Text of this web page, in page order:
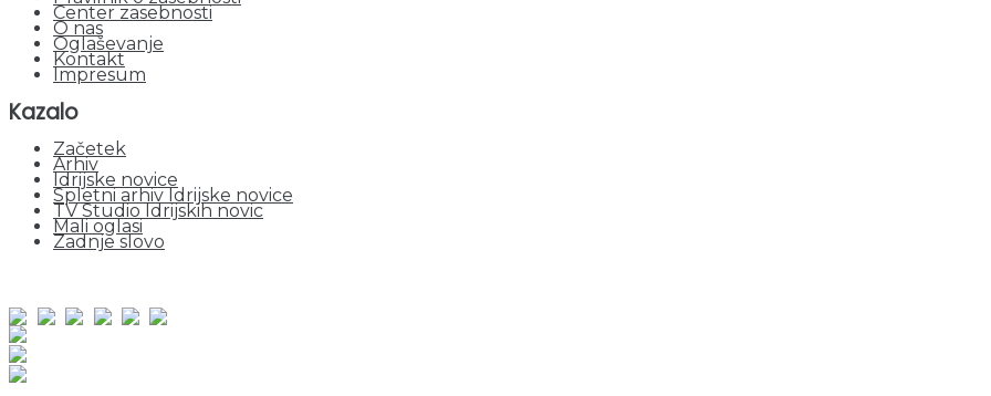
Center zasebnosti
O nas
Oglaševanje
Kontakt
Impresum
Kazalo
Začetek
Arhiv
Idrijske novice
Spletni arhiv Idrijske novice
TV Studio Idrijskih novic
Mali oglasi
Zadnje slovo